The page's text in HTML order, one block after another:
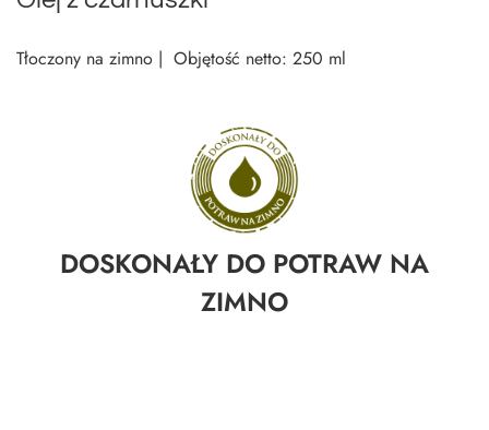
Tłoczony na zimno | Objętość netto: 250 ml
DOSKONAŁY DO POTRAW NA
ZIMNO